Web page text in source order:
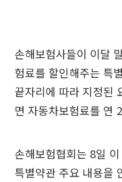
손해보험사들이 이달
험료를 할인해주는 특
끝자리에 따라 지정된
면 자동차보험료를 연
손해보험협회는 8일
특별약관 주요 내용을